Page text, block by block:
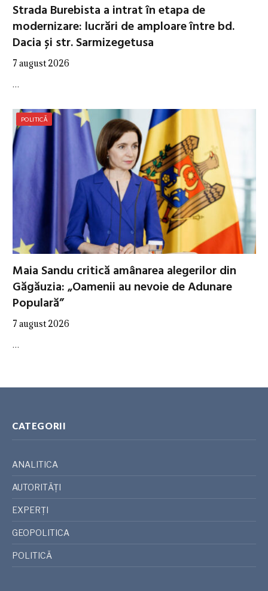
Strada Burebista a intrat în etapa de
modernizare: lucrări de amploare între bd.
Dacia și str. Sarmizegetusa
7 august 2026
…
POLITICĂ
Maia Sandu critică amânarea alegerilor din
Găgăuzia: „Oamenii au nevoie de Adunare
Populară”
7 august 2026
…
CATEGORII
ANALITICA
AUTORITĂȚI
EXPERȚI
GEOPOLITICA
POLITICĂ